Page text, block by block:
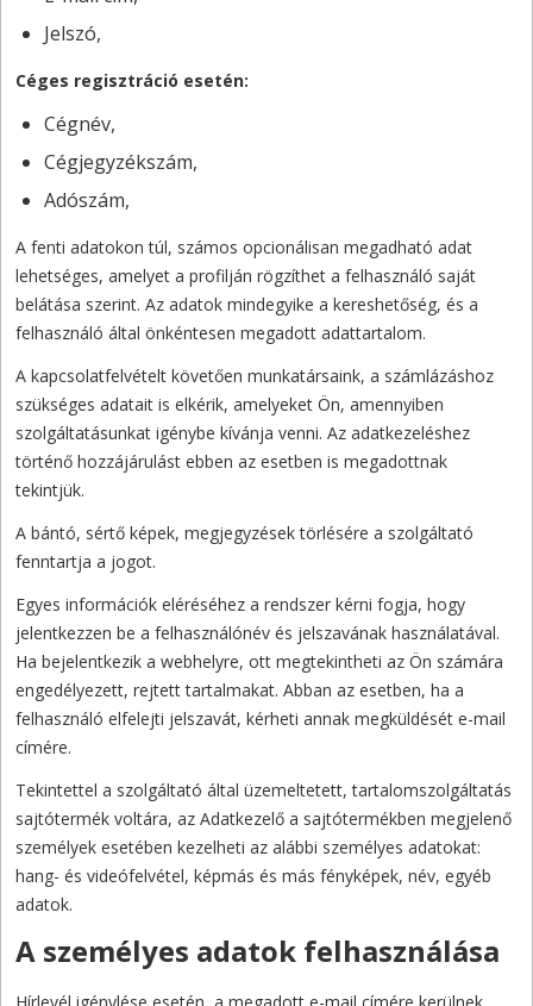
Jelszó,
Céges regisztráció esetén:
Cégnév,
Cégjegyzékszám,
Adószám,
A fenti adatokon túl, számos opcionálisan megadható adat
lehetséges, amelyet a profilján rögzíthet a felhasználó saját
belátása szerint. Az adatok mindegyike a kereshetőség, és a
felhasználó által önkéntesen megadott adattartalom.
A kapcsolatfelvételt követően munkatársaink, a számlázáshoz
szükséges adatait is elkérik, amelyeket Ön, amennyiben
szolgáltatásunkat igénybe kívánja venni. Az adatkezeléshez
történő hozzájárulást ebben az esetben is megadottnak
tekintjük.
A bántó, sértő képek, megjegyzések törlésére a szolgáltató
fenntartja a jogot.
Egyes információk eléréséhez a rendszer kérni fogja, hogy
jelentkezzen be a felhasználónév és jelszavának használatával.
Ha bejelentkezik a webhelyre, ott megtekintheti az Ön számára
engedélyezett, rejtett tartalmakat. Abban az esetben, ha a
felhasználó elfelejti jelszavát, kérheti annak megküldését e-mail
címére.
Tekintettel a szolgáltató által üzemeltetett, tartalomszolgáltatás
sajtótermék voltára, az Adatkezelő a sajtótermékben megjelenő
személyek esetében kezelheti az alábbi személyes adatokat:
hang- és videófelvétel, képmás és más fényképek, név, egyéb
adatok.
A személyes adatok felhasználása